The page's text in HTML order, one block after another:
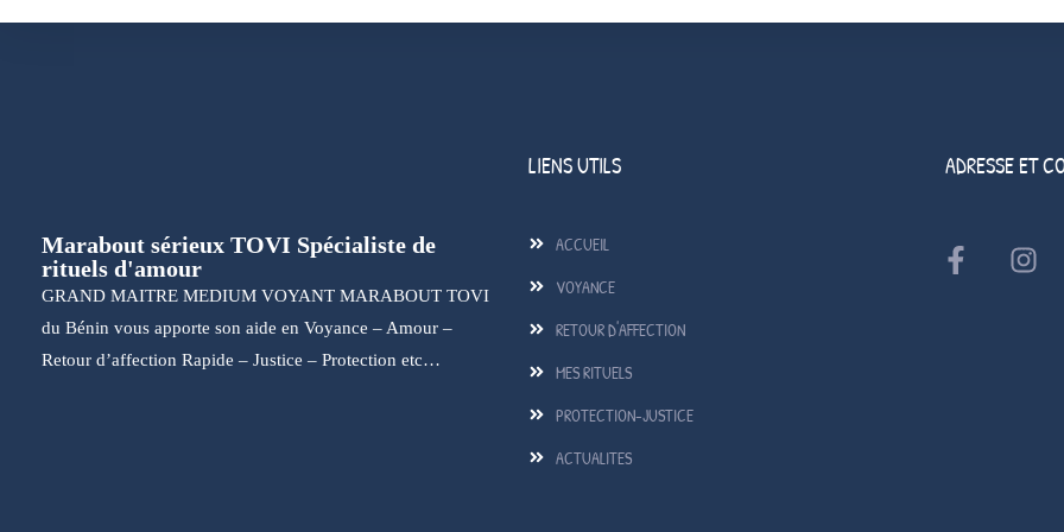
Marabout sérieux TOVI Spécialiste de
rituels d'amour
GRAND MAITRE MEDIUM VOYANT MARABOUT TOVI
du Bénin vous apporte son aide en Voyance – Amour –
Retour d’affection Rapide – Justice – Protection etc…
LIENS UTILS
ACCUEIL
VOYANCE
RETOUR D'AFFECTION
MES RITUELS
PROTECTION-JUSTICE
ACTUALITES
ADRESSE ET